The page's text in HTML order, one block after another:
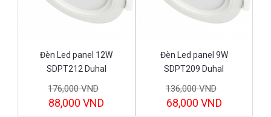
Đèn Led panel 12W
SDPT212 Duhal
176,000 VND
88,000 VND
Đèn Led panel 9W
SDPT209 Duhal
136,000 VND
68,000 VND